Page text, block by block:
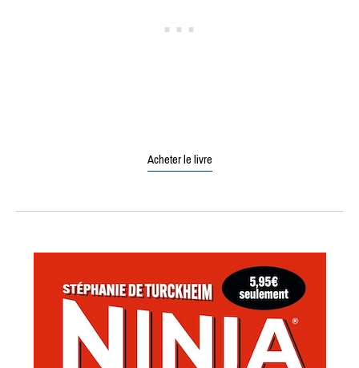
Acheter le livre